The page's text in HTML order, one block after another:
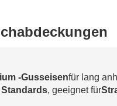
-Gusseisenfür lang
Standards, geeignet für